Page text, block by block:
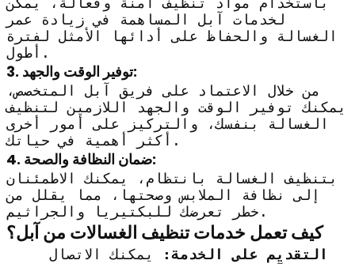
لخدمات آبل المساهمة في زيادة عمر
الغسالة والحفاظ على أدائها الأمثل لفترة
أطول.
3. توفير الوقت والجهد:
من خلال الاعتماد على فريق آبل المتخصص،
يمكنك توفير الوقت والجهد اللازمين لتنظيف
الغسالة بنفسك، والتركيز على أمور أخرى
أكثر أهمية في حياتك.
4. ضمان النظافة والصحة:
بتنظيف الغسالة بانتظام، يمكنك الاطمئنان
إلى نظافة الملابس وصحتها، مما يقلل من
خطر تعرضك للبكتيريا والجراثيم.
كيف تعمل خدمات تنظيف الغسالات من آبل؟
التقديم على الخدمة:
يمكنك الاتصال